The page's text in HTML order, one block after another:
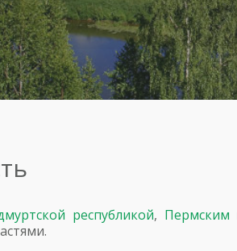
республикой, Пермским